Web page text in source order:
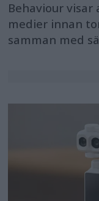
Behaviour visar
medier innan
samman med